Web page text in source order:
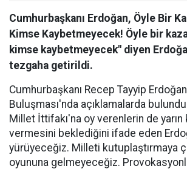
Cumhurbaşkanı Erdoğan, Öyle Bir
Kimse Kaybetmeyecek! Öyle bir
kimse kaybetmeyecek" diyen
tezgaha getirildi.
Cumhurbaşkanı Recep Tayyip
Buluşması'nda açıklamalarda
Millet İttifakı'na oy verenlerin de
vermesini beklediğini ifade eden
yürüyeceğiz. Milleti kutuplaştırmaya
oyununa gelmeyeceğiz.